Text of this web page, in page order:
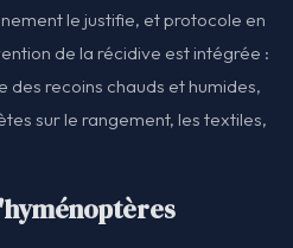
le justifie, et protocole en
de la récidive est intégrée :
des recoins chauds et humides,
sur le rangement, les textiles,